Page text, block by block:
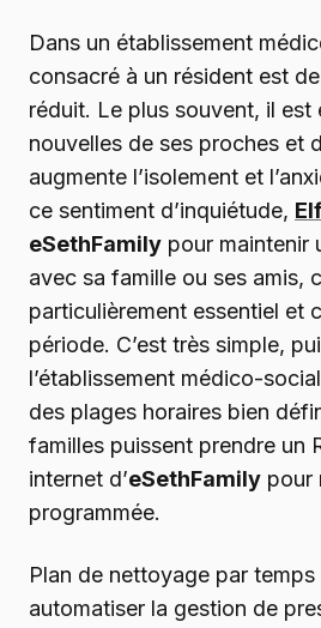
Dans un établissement
consacré à un résident est
réduit. Le plus souvent, il est
nouvelles de ses proches et
augmente l’isolement et
ce sentiment d’inquiétude,
eSethFamily pour maintenir
avec sa famille ou ses amis,
particulièrement essentiel et
période. C’est très simple,
l’établissement médico-
des plages horaires bien
familles puissent prendre un
internet d’eSethFamily pour
programmée.
Plan de nettoyage par
automatiser la gestion de